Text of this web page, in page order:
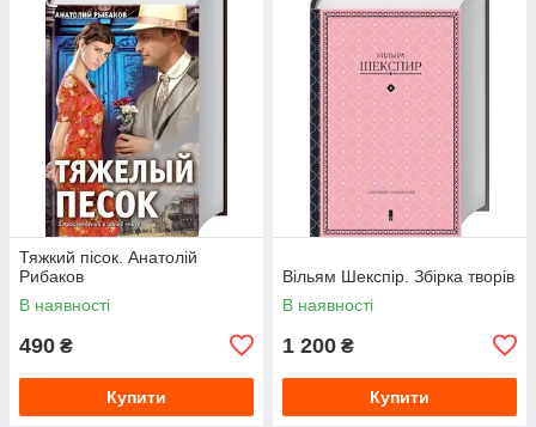
Тяжкий пісок. Анатолій
Рибаков
В наявності
490 ₴
Купити
Вільям Шекспір. Збірка творів
В наявності
1 200 ₴
Купити